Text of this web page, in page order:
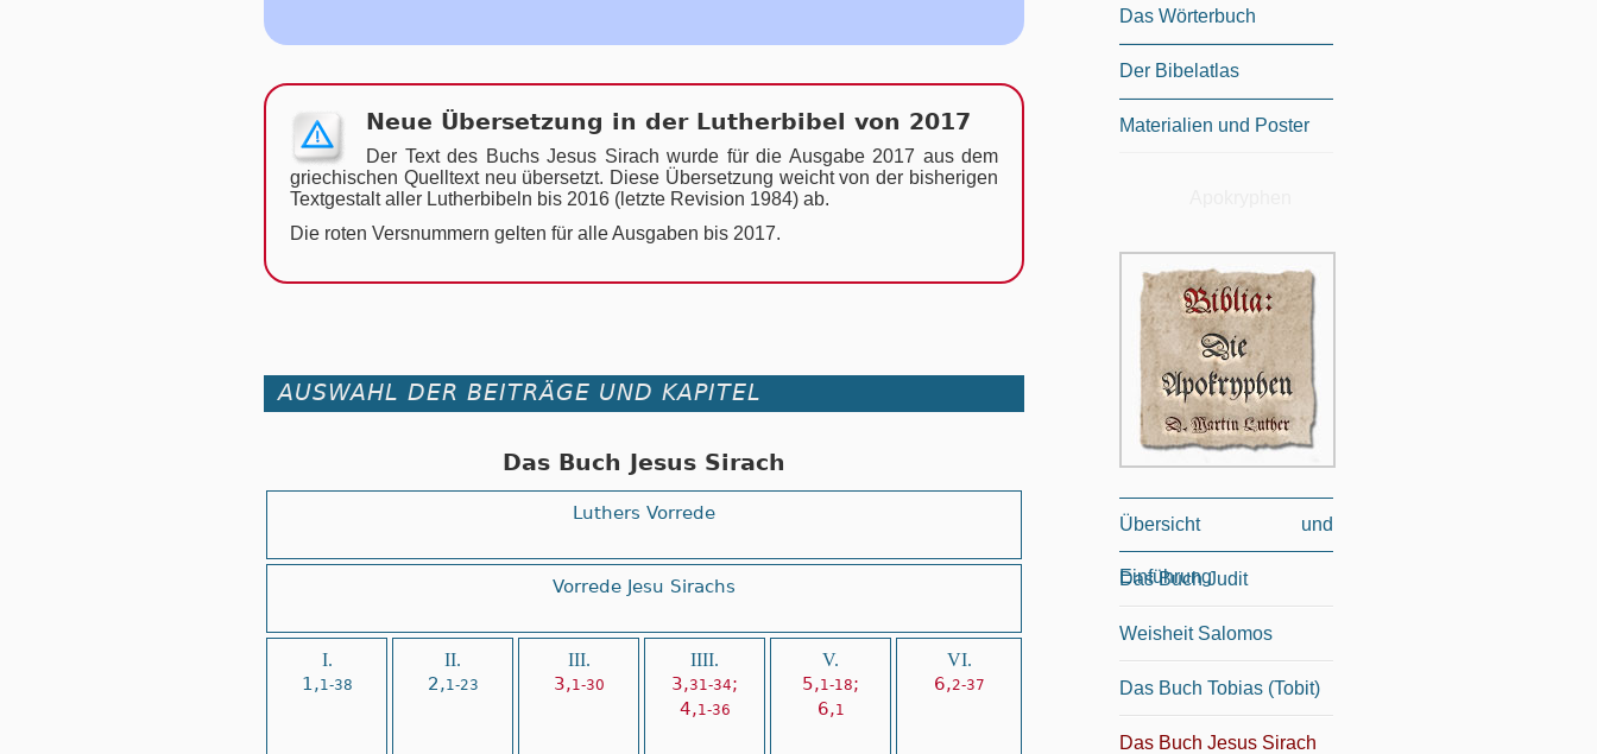
Neue Übersetzung in der Lutherbibel von 2017
Der Text des Buchs Jesus Sirach wurde für die Aus­ga­be 2017 aus dem
grie­chi­schen Quell­text neu über­setzt. Die­se Über­se­tzung weicht von der bis­he­ri­gen
Text­ge­stalt al­ler Luther­bi­beln bis 2016 (letz­te Re­vi­si­on 1984) ab.
Die roten Vers­num­mern gel­ten für alle Aus­ga­ben bis 2017.
AUSWAHL DER BEITRÄGE UND KAPITEL
Das Buch Jesus Sirach
Luthers Vorrede
Vorrede Jesu Sirachs
I.
1,1-38
II.
2,1-23
III.
3,1-30
IIII.
3,31-34;
4,1-36
V.
5,1-18;
6,1
VI.
6,2-37
Das Wörterbuch
Der Bibelatlas
Materialien und Poster
Übersicht und
Einführung
Das Buch Judit
Weisheit Salomos
Das Buch Tobias (Tobit)
Das Buch Jesus Sirach